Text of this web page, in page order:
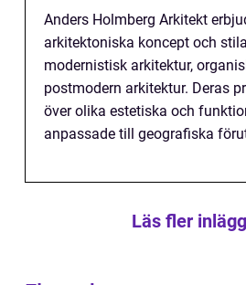
Anders Holmberg Arkitekt
arkitektoniska koncept och
modernistisk arkitektur,
postmodern arkitektur. Deras
över olika estetiska och
anpassade till geografiska
Läs fler